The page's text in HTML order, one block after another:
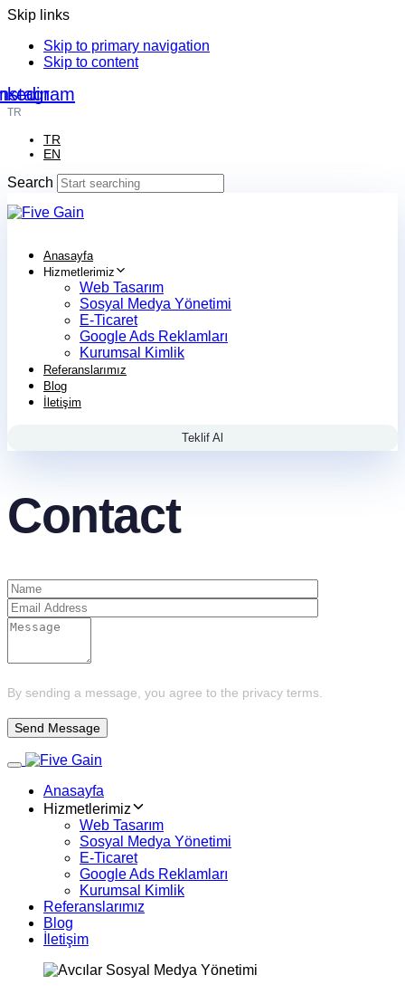
Skip links
Skip to primary navigation
Skip to content
TR
TR
EN
Search
Anasayfa
Hizmetlerimiz
Web Tasarım
Sosyal Medya Yönetimi
E-Ticaret
Google Ads Reklamları
Kurumsal Kimlik
Referanslarımız
Blog
İletişim
Teklif Al
Contact
By sending a message, you agree to the privacy terms.
Toggle navigation
Anasayfa
Hizmetlerimiz
Web Tasarım
Sosyal Medya Yönetimi
E-Ticaret
Google Ads Reklamları
Kurumsal Kimlik
Referanslarımız
Blog
İletişim